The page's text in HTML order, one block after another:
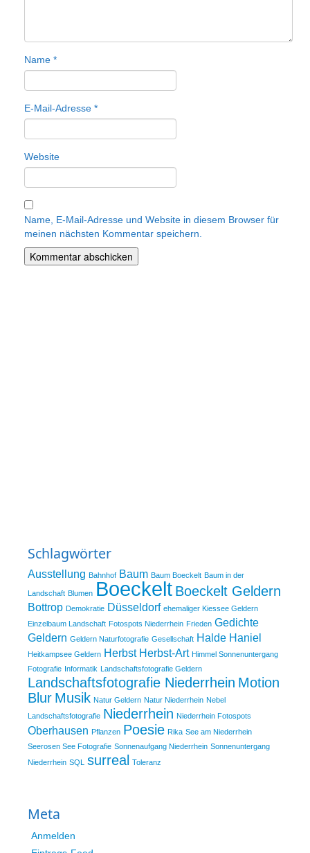
Name *
E-Mail-Adresse *
Website
Name, E-Mail-Adresse und Website in diesem Browser für
meinen nächsten Kommentar speichern.
Schlagwörter
Ausstellung Bahnhof Baum Baum Boeckelt Baum in der
Landschaft Blumen Boeckelt Boeckelt Geldern
Bottrop Demokratie Düsseldorf ehemaliger Kiessee Geldern
Einzelbaum Landschaft Fotospots Niederrhein Frieden Gedichte
Geldern Geldern Naturfotografie Gesellschaft Halde Haniel
Heitkampsee Geldern Herbst Herbst-Art Himmel Sonnenuntergang
Fotografie Informatik Landschaftsfotografie Geldern
Landschaftsfotografie Niederrhein Motion
Blur Musik Natur Geldern Natur Niederrhein Nebel
Landschaftsfotografie Niederrhein Niederrhein Fotospots
Oberhausen Pflanzen Poesie Rika See am Niederrhein
Seerosen See Fotografie Sonnenaufgang Niederrhein Sonnenuntergang
Niederrhein SQL surreal Toleranz
Meta
Anmelden